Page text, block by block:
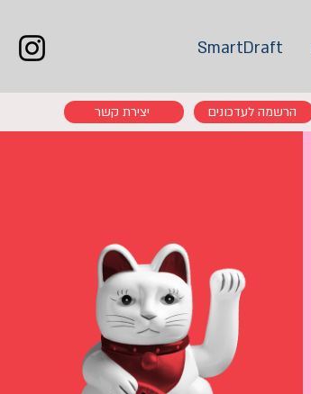
SmartDraft
יצירת קשר הרשמה לעדכונים